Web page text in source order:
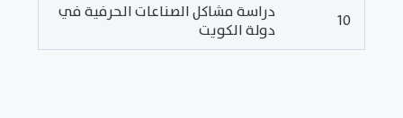
10
دراسة مشاكل الصناعات الحرفية في
دولة الكويت